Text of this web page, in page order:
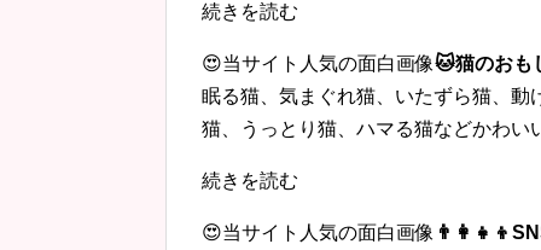
続きを読む
😍当サイト人気の面白画像🐱猫のおも
眠る猫、気まぐれ猫、いたずら猫、動
猫、うっとり猫、ハマる猫などかわい
続きを読む
😍当サイト人気の面白画像